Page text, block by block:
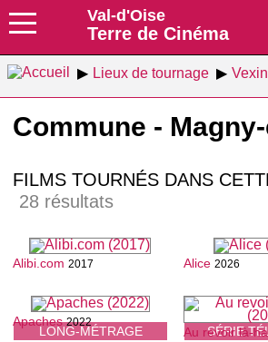
Val-d'Oise
Terre de Cinéma
Lieux de tournage Vexin
Commune -
FILMS TOURNÉS DANS
28 résultats
LONG-MÉTRAGE
Alibi.com 2017
SÉRIE
Alice 2026
Apaches 2022
Au revoir là-